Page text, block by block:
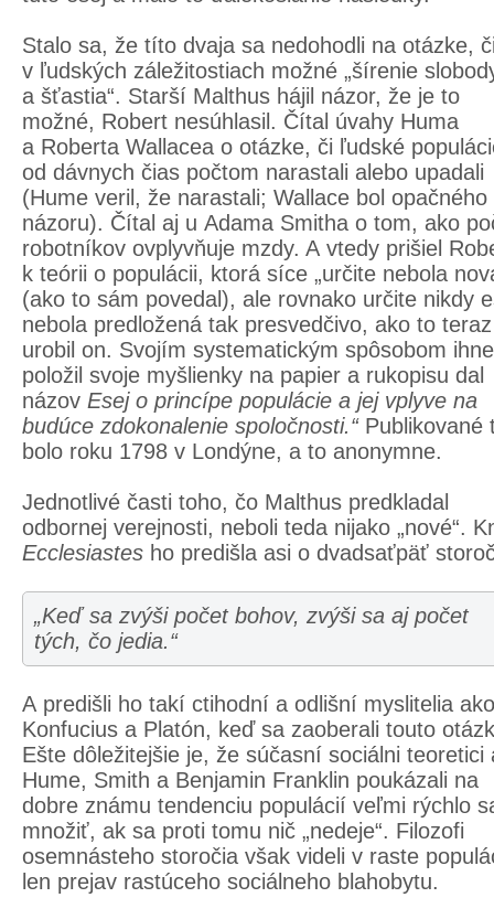
Stalo sa, že títo dvaja sa nedohodli na otázke,
v ľudských záležitostiach možné „šírenie
a šťastia“. Starší Malthus hájil názor, že je to
možné, Robert nesúhlasil. Čítal úvahy Huma
a Roberta Wallacea o otázke, či ľudské
od dávnych čias počtom narastali alebo upadali
(Hume veril, že narastali; Wallace bol opačného
názoru). Čítal aj u Adama Smitha o tom, ako
robotníkov ovplyvňuje mzdy. A vtedy prišiel
k teórii o populácii, ktorá síce „určite nebola
(ako to sám povedal), ale rovnako určite nikdy
nebola predložená tak presvedčivo, ako to teraz
urobil on. Svojím systematickým spôsobom
položil svoje myšlienky na papier a rukopisu dal
názov Esej o princípe populácie a jej vplyve na
budúce zdokonalenie spoločnosti.“Publikované
bolo roku 1798 v Londýne, a to anonymne.
Jednotlivé časti toho, čo Malthus predkladal
odbornej verejnosti, neboli teda nijako „nové“.
Ecclesiastes ho predišla asi o dvadsaťpäť
„Keď sa zvýši počet bohov, zvýši sa aj počet
tých, čo jedia.“
A predišli ho takí ctihodní a odlišní myslitelia ako
Konfucius a Platón, keď sa zaoberali touto
Ešte dôležitejšie je, že súčasní sociálni teoretici
Hume, Smith a Benjamin Franklin poukázali na
dobre známu tendenciu populácií veľmi rýchlo
množiť, ak sa proti tomu nič „nedeje“. Filozofi
osemnásteho storočia však videli v raste
len prejav rastúceho sociálneho blahobytu.